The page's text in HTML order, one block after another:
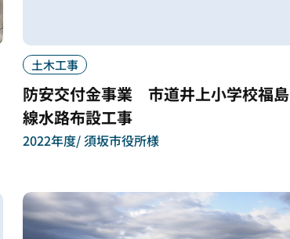
土木工事
防安交付金事業 市道井上小学校福島
線水路布設工事
2022年度 須坂市役所様